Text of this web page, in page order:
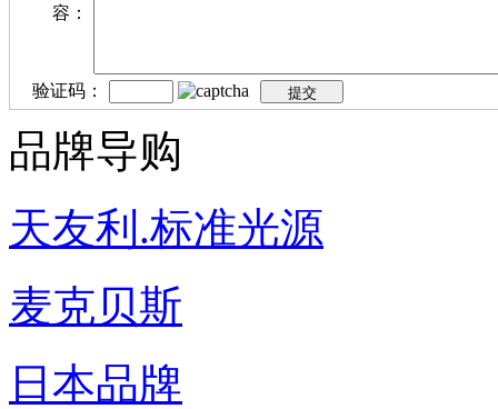
容：
验证码：
品牌导购
天友利.标准光源
麦克贝斯
日本品牌